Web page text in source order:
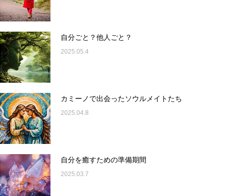
自分ごと？他人ごと？
2025.05.4
カミーノで出会ったソウルメイトたち
2025.04.8
自分を癒すための準備期間
2025.03.7